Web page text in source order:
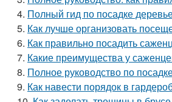
4. Полный гид по посадке
5. Как лучше организовать
6. Как правильно посадить
7. Какие преимущества у
8. Полное руководство по
9. Как навести порядок в